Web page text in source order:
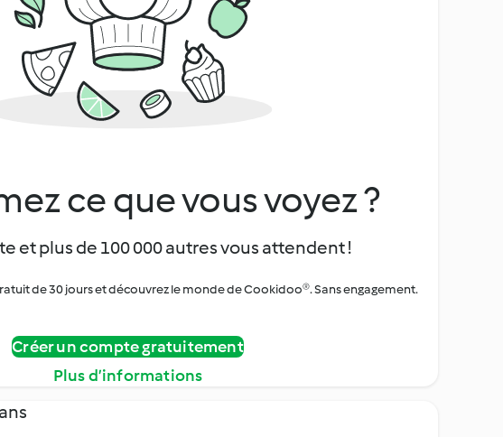
ce que vous voyez ?
et plus de 100 000 autres vous attendent !
de 30 jours et découvrez le monde de Cookidoo®. Sans engagement.
Créer un compte gratuitement
Plus d’informations